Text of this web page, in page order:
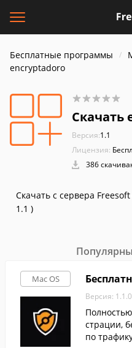
Бесплатные программы
encryptadoro
Скачать
Версия:1.1
Лицензия:
386
Скачать с сервера
1.1 )
Mac OS
Версия:
Полностью
страции,
по